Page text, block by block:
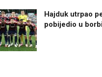
Hajduk utrpao
pobijedio u